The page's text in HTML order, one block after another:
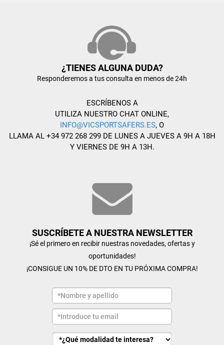
¿TIENES ALGUNA DUDA?
Responderemos a tus consulta en menos de 24h
ESCRÍBENOS A
UTILIZA NUESTRO CHAT ONLINE,
INFO@VICSPORTSAFERS.ES, O
LLAMA AL +34 972 268 299 DE LUNES A JUEVES A 9H A 18H
Y VIERNES DE 9H A 13H.
SUSCRÍBETE A NUESTRA NEWSLETTER
¡Sé el primero en recibir nuestras novedades, ofertas y
oportunidades!
¡CONSIGUE UN 10% DE DTO EN TU PRÓXIMA COMPRA!